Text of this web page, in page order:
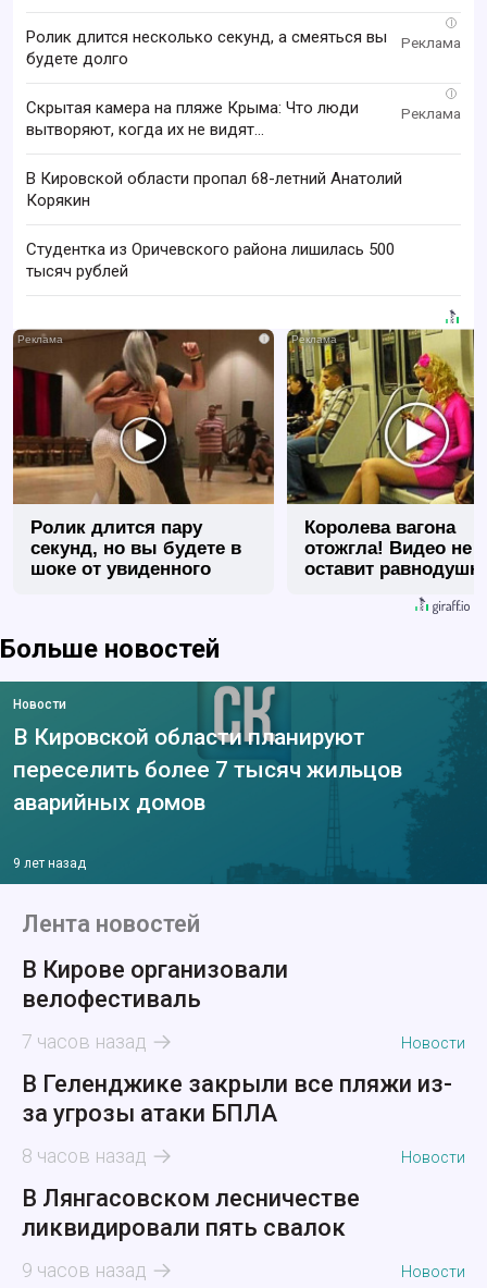
i
Ролик длится несколько секунд, а смеяться вы
будете долго
i
Скрытая камера на пляже Крыма: Что люди
вытворяют, когда их не видят...
В Кировской области пропал 68-летний Анатолий
Корякин
Студентка из Оричевского района лишилась 500
тысяч рублей
i
Ролик длится пару
секунд, но вы будете в
шоке от увиденного
Королева вагона
отожгла! Видео не
оставит
Больше новостей
Новости
В Кировской области планируют
переселить более 7 тысяч жильцов
аварийных домов
9 лет назад
Лента новостей
В Кирове организовали
велофестиваль
7 часов назад Новости
В Геленджике закрыли все пляжи из-
за угрозы атаки БПЛА
8 часов назад Новости
В Лянгасовском лесничестве
ликвидировали пять свалок
9 часов назад Новости